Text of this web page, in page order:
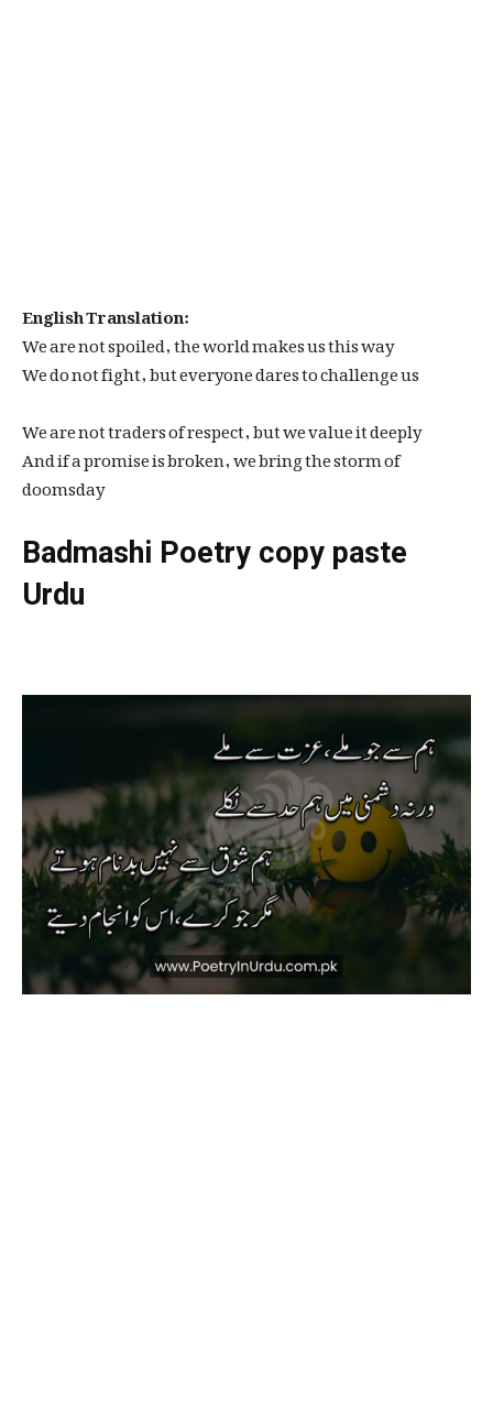
English Translation:
We are not spoiled, the world makes us this way
We do not fight, but everyone dares to challenge us
We are not traders of respect, but we value it deeply
And if a promise is broken, we bring the storm of
doomsday
Badmashi Poetry copy paste
Urdu